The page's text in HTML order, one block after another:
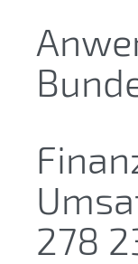
278